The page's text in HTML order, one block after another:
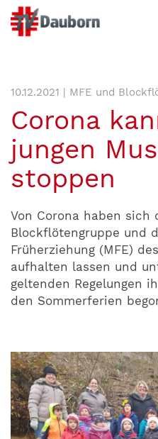
10.12.2021 | MFE und
Corona
jungen
stoppen
Von Corona haben sich
Blockflötengruppe und
Früherziehung (MFE)
aufhalten lassen und
geltenden Regelungen
den Sommerferien